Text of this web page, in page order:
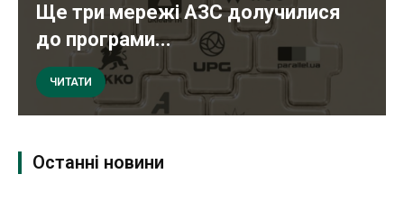
Ще три мережі АЗС долучилися
до програми...
ЧИТАТИ
Останні новини